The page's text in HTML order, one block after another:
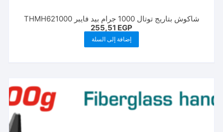
شاكوش بتاريج توتال 1000 جرام بيد فايبر THMH621000
255,51 EGP
إضافة إلى السلة